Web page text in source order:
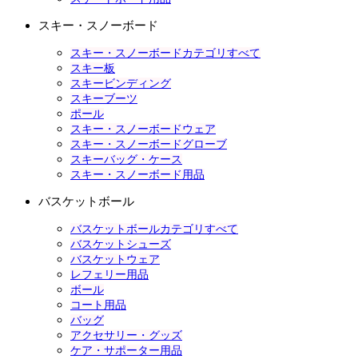
スキー・スノーボード
スキー・スノーボードカテゴリすべて
スキー板
スキービンディング
スキーブーツ
ポール
スキー・スノーボードウェア
スキー・スノーボードグローブ
スキーバッグ・ケース
スキー・スノーボード用品
バスケットボール
バスケットボールカテゴリすべて
バスケットシューズ
バスケットウェア
レフェリー用品
ボール
コート用品
バッグ
アクセサリー・グッズ
ケア・サポーター用品